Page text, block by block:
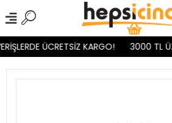
ÜCRETSİZ KARGO! 3000 TL